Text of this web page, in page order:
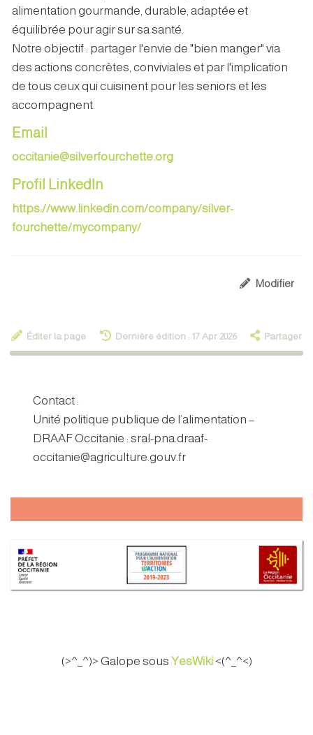
alimentation gourmande, durable, adaptée et
équilibrée pour agir sur sa santé.
Notre objectif : partager l'envie de "bien manger" via
des actions concrètes, conviviales et par l'implication
de tous ceux qui cuisinent pour les seniors et les
accompagnent.
Email
occitanie@silverfourchette.org
Profil LinkedIn
https://www.linkedin.com/company/silver-
fourchette/mycompany/
Modifier
Éditer la page Dernière édition : 17 Apr 2026 Partager
Contact :
Unité politique publique de l’alimentation –
DRAAF Occitanie : sral-pna.draaf-
occitanie@agriculture.gouv.fr
(>^_^)> Galope sous YesWiki<(^_^<)